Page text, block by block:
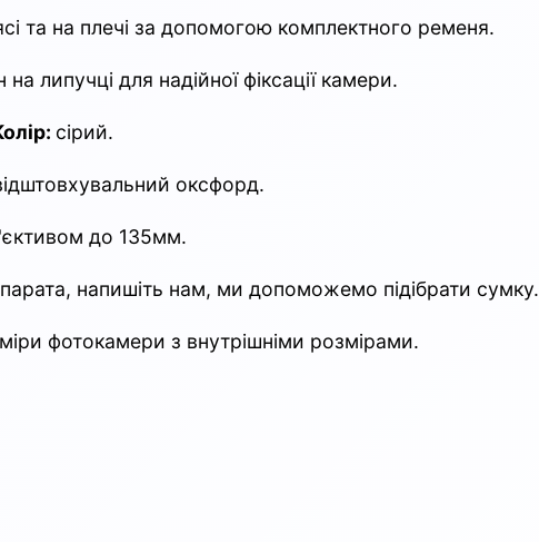
та на плечі за допомогою комплектного ременя.
липучці для надійної фіксації камери.
сірий.
оксфорд.
до 135мм.
напишіть нам, ми допоможемо підібрати сумку.
фотокамери з внутрішніми розмірами.